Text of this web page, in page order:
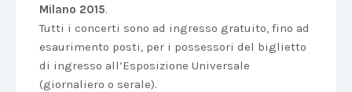
Milano 2015.
Tutti i concerti sono ad ingresso gratuito, fino ad
esaurimento posti, per i possessori del biglietto
di ingresso all’Esposizione Universale
(giornaliero o serale).